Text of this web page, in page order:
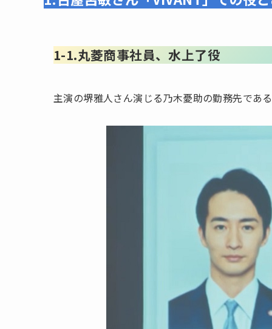
1-1.丸菱商事社員、水上了役
主演の堺雅人さん演じる乃木憂助の勤務先であ